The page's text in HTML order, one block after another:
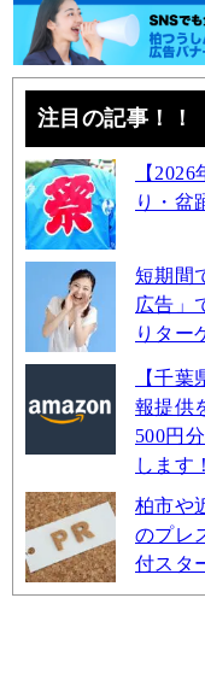
注目の記事！！
【
り・盆
短期間
広告」
りター
【千
報提供
500円
します！
柏市や
のプレ
付スタ